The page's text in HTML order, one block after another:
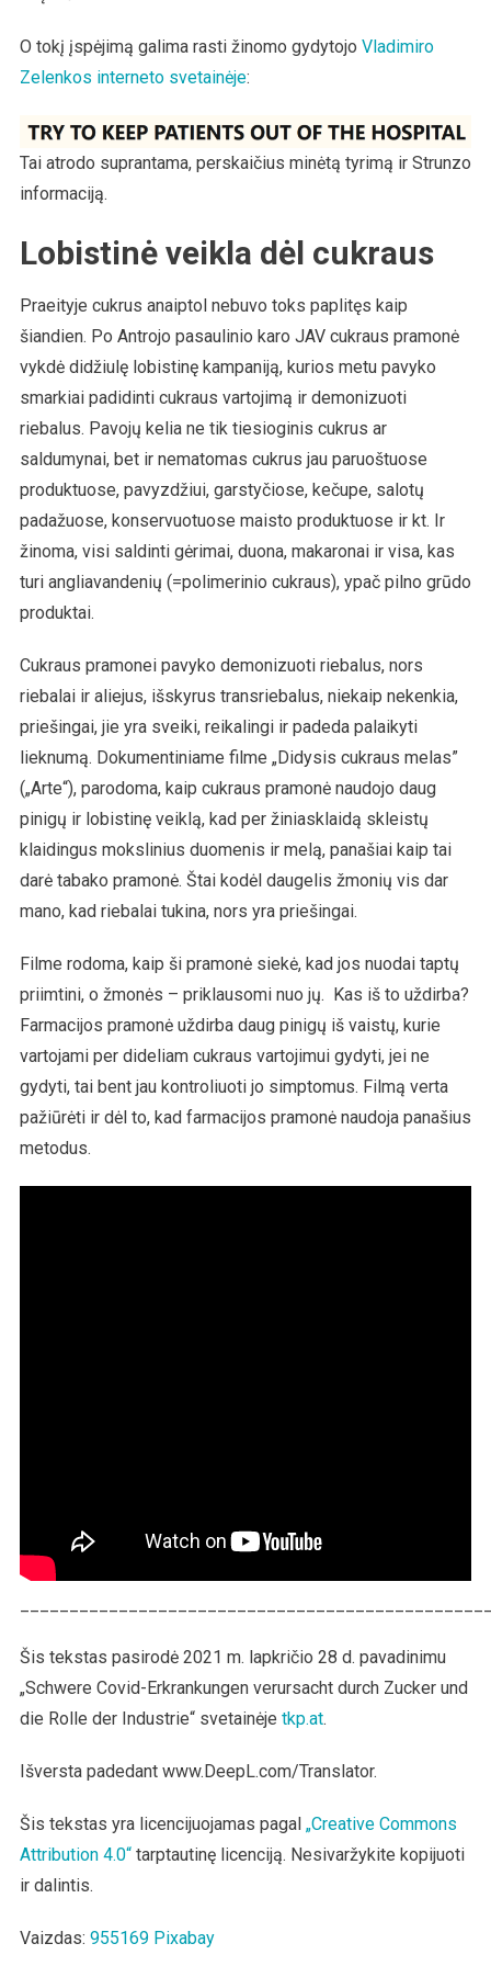
O tokį įspėjimą galima rasti žinomo gydytojo Vladimiro
Zelenkos interneto svetainėje:
Tai atrodo suprantama, perskaičius minėtą tyrimą ir Strunzo
informaciją.
Lobistinė veikla dėl cukraus
Praeityje cukrus anaiptol nebuvo toks paplitęs kaip
šiandien. Po Antrojo pasaulinio karo JAV cukraus pramonė
vykdė didžiulę lobistinę kampaniją, kurios metu pavyko
smarkiai padidinti cukraus vartojimą ir demonizuoti
riebalus. Pavojų kelia ne tik tiesioginis cukrus ar
saldumynai, bet ir nematomas cukrus jau paruoštuose
produktuose, pavyzdžiui, garstyčiose, kečupe, salotų
padažuose, konservuotuose maisto produktuose ir kt. Ir
žinoma, visi saldinti gėrimai, duona, makaronai ir visa, kas
turi angliavandenių (=polimerinio cukraus), ypač pilno grūdo
produktai.
Cukraus pramonei pavyko demonizuoti riebalus, nors
riebalai ir aliejus, išskyrus transriebalus, niekaip nekenkia,
priešingai, jie yra sveiki, reikalingi ir padeda palaikyti
lieknumą. Dokumentiniame filme „Didysis cukraus melas”
(„Arte“), parodoma, kaip cukraus pramonė naudojo daug
pinigų ir lobistinę veiklą, kad per žiniasklaidą skleistų
klaidingus mokslinius duomenis ir melą, panašiai kaip tai
darė tabako pramonė. Štai kodėl daugelis žmonių vis dar
mano, kad riebalai tukina, nors yra priešingai.
Filme rodoma, kaip ši pramonė siekė, kad jos nuodai taptų
priimtini, o žmonės – priklausomi nuo jų. Kas iš to uždirba?
Farmacijos pramonė uždirba daug pinigų iš vaistų, kurie
vartojami per dideliam cukraus vartojimui gydyti, jei ne
gydyti, tai bent jau kontroliuoti jo simptomus. Filmą verta
pažiūrėti ir dėl to, kad farmacijos pramonė naudoja panašius
metodus.
Šis tekstas pasirodė 2021 m. lapkričio 28 d. pavadinimu
„Schwere Covid-Erkrankungen verursacht durch Zucker und
die Rolle der Industrie“ svetainėje tkp.at.
Išversta padedant www.DeepL.com/Translator.
Šis tekstas yra licencijuojamas pagal„Creative Commons
Attribution 4.0“tarptautinę licenciją. Nesivaržykite kopijuoti
ir dalintis.
Vaizdas: 955169 Pixabay